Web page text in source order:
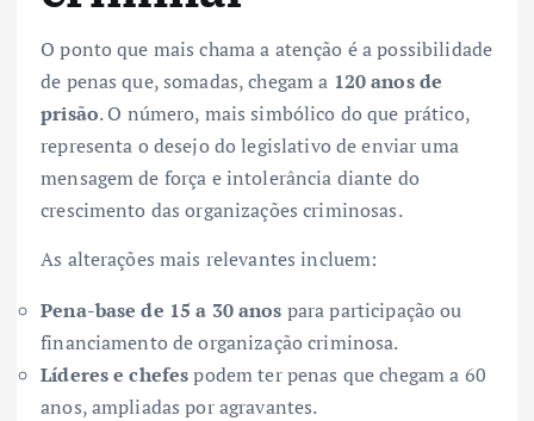
O ponto que mais chama a atenção é a possibilidade
de penas que, somadas, chegam a 120 anos de
prisão. O número, mais simbólico do que prático,
representa o desejo do legislativo de enviar uma
mensagem de força e intolerância diante do
crescimento das organizações criminosas.
As alterações mais relevantes incluem:
Pena-base de 15 a 30 anos para participação ou
financiamento de organização criminosa.
Líderes e chefespodem ter penas que chegam a 60
anos, ampliadas por agravantes.